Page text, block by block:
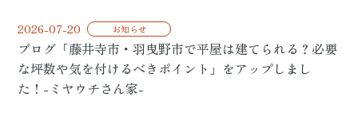
2026-07-20 お知らせ
ブログ「藤井寺市・羽曳野市で平屋は建てられる？必要
な坪数や気を付けるべきポイント」をアップしまし
た！-ミヤウチさん家-